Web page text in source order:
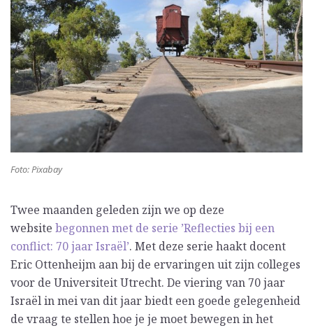
Foto: Pixabay
Twee maanden geleden zijn we op deze
website begonnen met de serie ’Reflecties bij een
conflict: 70 jaar Israël’. Met deze serie haakt docent
Eric Ottenheijm aan bij de ervaringen uit zijn colleges
voor de Universiteit Utrecht. De viering van 70 jaar
Israël in mei van dit jaar biedt een goede gelegenheid
de vraag te stellen hoe je je moet bewegen in het